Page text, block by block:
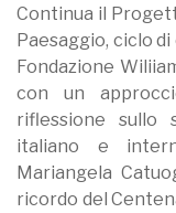
Continua il
Paesaggio, ciclo
Fondazione
con un
riflessione sullo
italiano e
Mariangela
ricordo del